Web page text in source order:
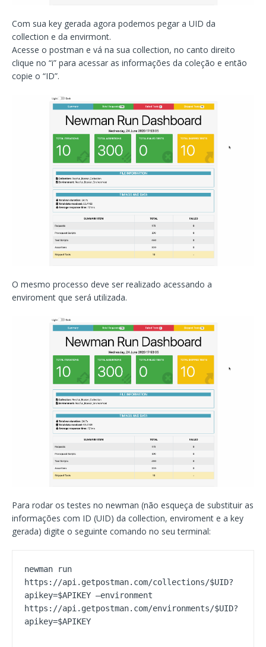
Com sua key gerada agora podemos pegar a UID da
collection e da envirmont.
Acesse o postman e vá na sua collection, no canto direito
clique no “i” para acessar as informações da coleção e então
copie o “ID”.
O mesmo processo deve ser realizado acessando a
enviroment que será utilizada.
Para rodar os testes no newman (não esqueça de substituir as
informações com ID (UID) da collection, enviroment e a key
gerada) digite o seguinte comando no seu terminal:
newman run
https://api.getpostman.com/collections/$UID?
apikey=$APIKEY –environment
https://api.getpostman.com/environments/$UID?
apikey=$APIKEY